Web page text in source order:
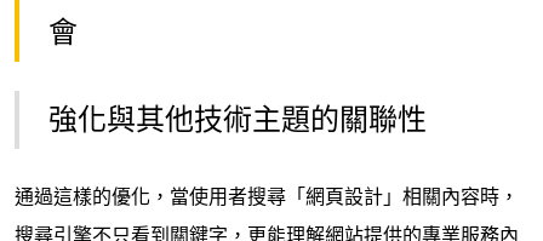
會
強化與其他技術主題的關聯性
通過這樣的優化，當使用者搜尋「網頁設計」相關內容時，
搜尋引擎不只看到關鍵字，更能理解網站提供的專業服務內